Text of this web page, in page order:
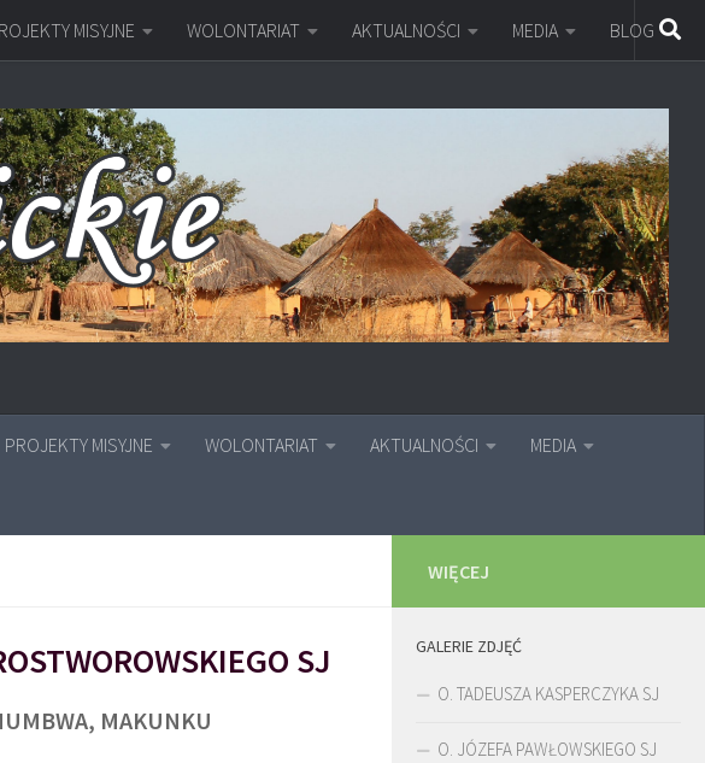
MISYJNE WOLONTARIAT AKTUALNOŚCI MEDIA BLOG
PROJEKTY MISYJNE WOLONTARIAT AKTUALNOŚCI MEDIA
SJ
MAKUNKU
WIĘCEJ
GALERIE ZDJĘĆ
O. TADEUSZA KASPERCZYKA SJ
O. JÓZEFA PAWŁOWSKIEGO SJ